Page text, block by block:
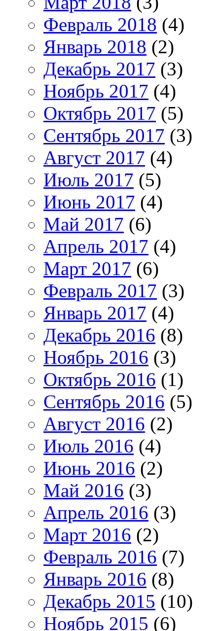
Февраль 2018 (4)
Январь 2018 (2)
Декабрь 2017 (3)
Ноябрь 2017 (4)
Октябрь 2017 (5)
Сентябрь 2017 (3)
Август 2017 (4)
Июль 2017 (5)
Июнь 2017 (4)
Май 2017 (6)
Апрель 2017 (4)
Март 2017 (6)
Февраль 2017 (3)
Январь 2017 (4)
Декабрь 2016 (8)
Ноябрь 2016 (3)
Октябрь 2016 (1)
Сентябрь 2016 (5)
Август 2016 (2)
Июль 2016 (4)
Июнь 2016 (2)
Май 2016 (3)
Апрель 2016 (3)
Март 2016 (2)
Февраль 2016 (7)
Январь 2016 (8)
Декабрь 2015 (10)
Ноябрь 2015 (6)